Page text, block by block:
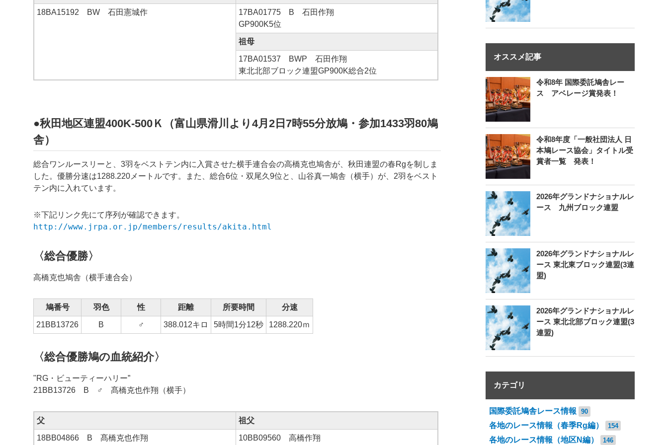
18BA15192 BW 石田憲城作
17BA01775 B 石田作翔
GP900K5位
祖母
17BA01537 BWP 石田作翔
東北北部ブロック連盟GP900K総合2位
●秋田地区連盟400K-500Ｋ（富山県滑川より4月2日7時55分放鳩・参加1433羽80鳩
舎）
総合ワンルースリーと、3羽をベストテン内に入賞させた横手連合会の高橋克也鳩舎が、秋田連盟の春Rgを制しま
した。優勝分速は1288.220メートルです。また、総合6位・双尾久9位と、山谷真一鳩舎（横手）が、2羽をベスト
テン内に入れています。
※下記リンク先にて序列が確認できます。
http://www.jrpa.or.jp/members/results/akita.html
〈総合優勝〉
高橋克也鳩舎（横手連合会）
鳩番号 羽色 性 距離 所要時間 分速
21BB13726 B ♂ 388.012キロ 5時間1分12秒 1288.220ｍ
〈総合優勝鳩の血統紹介〉
"RG・ビューティーハリー”
21BB13726 B ♂ 髙橋克也作翔（横手）
父 祖父
18BB04866 B 髙橋克也作翔
10BB09560 高橋作翔
オススメ記事
令和8年 国際委託鳩舎レー
ス アベレージ賞発表！
令和8年度「一般社団法人 日
本鳩レース協会」タイトル受
賞者一覧 発表！
2026年グランドナショナルレ
ース 九州ブロック連盟
2026年グランドナショナルレ
ース 東北東ブロック連盟(3連
盟)
2026年グランドナショナルレ
ース 東北北部ブロック連盟(3
連盟)
カテゴリ
国際委託鳩舎レース情報 90
各地のレース情報（春季Rg編） 154
各地のレース情報（地区N編） 146